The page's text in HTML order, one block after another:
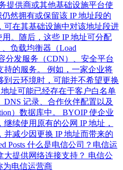
提供商或其他基础设施平台使
然拥有或保留该 IP 地址段的
可在其基础设施中对该地址段进
。随后，这些 IP 地址可分配
、负载均衡器（Load
分发服务（CDN）、安全平台
持的服务。 例如，一家企业将
到云环境时，可能并不希望更换
址可能已经存在于客户白名单
DNS 记录、合作伙伴配置以及
）数据库中。 BYOIP 使企业
续使用原有的公网 IP 地址，
减少因更换 IP 地址而带来的
Posts 什么是电信公司？电信运
大提供网络连接支持？ 电信公
为电信运营商